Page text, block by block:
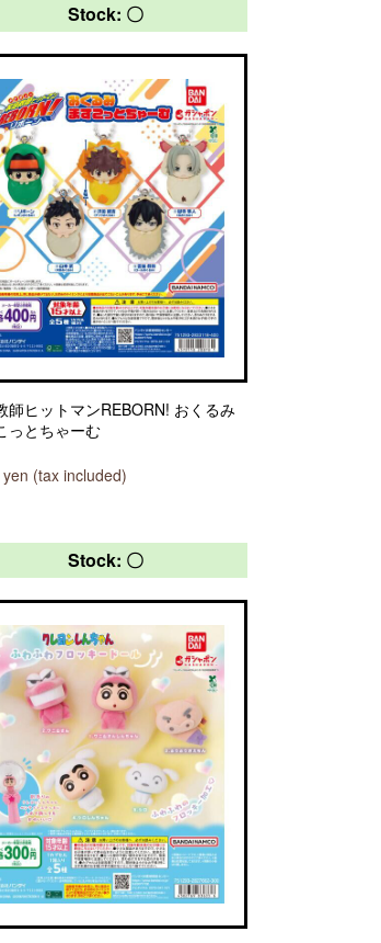
Stock: 〇
師ヒットマンREBORN! おくるみ
っとちゃーむ
yen (tax included)
Stock: 〇